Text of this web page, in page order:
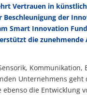
Vertrauen in
Beschleunigung der
Smart Innovation
die
Unternehmens geht
ebenso die Entwick­lung